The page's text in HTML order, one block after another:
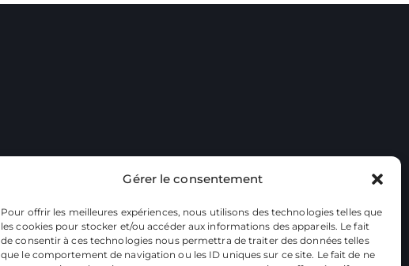
Gérer le consentement
Pour offrir les meilleures expériences, nous utilisons des technologies telles que
les cookies pour stocker et/ou accéder aux informations des appareils. Le fait
de consentir à ces technologies nous permettra de traiter des données telles
que le comportement de navigation ou les ID uniques sur ce site. Le fait de ne